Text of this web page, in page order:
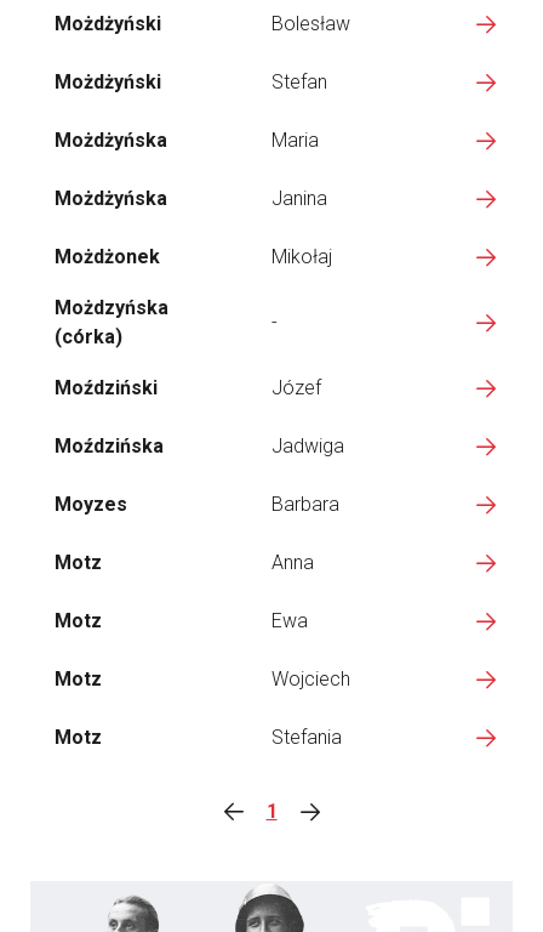
Możdżyński Bolesław
Możdżyński Stefan
Możdżyńska Maria
Możdżyńska Janina
Możdżonek Mikołaj
Możdzyńska
(córka)
-
Moździński Józef
Moździńska Jadwiga
Moyzes Barbara
Motz Anna
Motz Ewa
Motz Wojciech
Motz Stefania
1